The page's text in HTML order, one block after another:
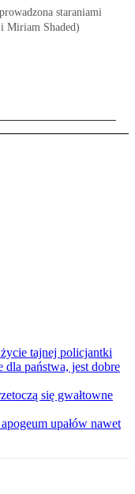
staraniami
Miriam Shaded)
tajnej policjantki
dla państwa, jest dobre
się gwałtowne
upałów nawet